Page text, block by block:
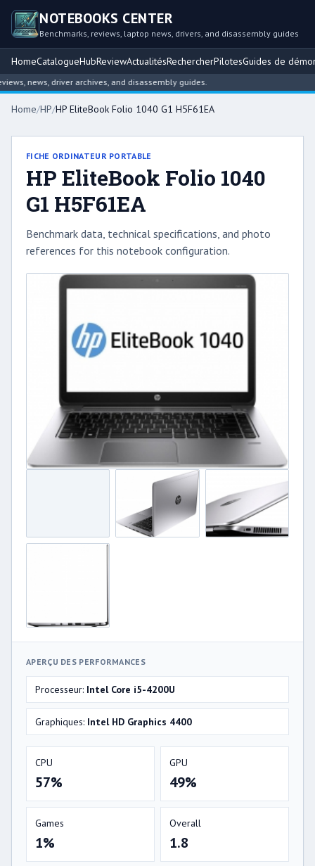
NOTEBOOKS CENTER
Benchmarks, reviews, laptop news, drivers, and disassembly guides
HomeCatalogueHubReviewActualitésRechercherPilotesGuides de
news, driver archives, and disassembly guides.
Home/HP/HP EliteBook Folio 1040 G1 H5F61EA
FICHE ORDINATEUR PORTABLE
HP EliteBook Folio 1040
G1 H5F61EA
Benchmark data, technical specifications, and photo
references for this notebook configuration.
APERÇU DES PERFORMANCES
Processeur: Intel Core i5-4200U
Graphiques: Intel HD Graphics 4400
CPU
57%
GPU
49%
Games
1%
Overall
1.8